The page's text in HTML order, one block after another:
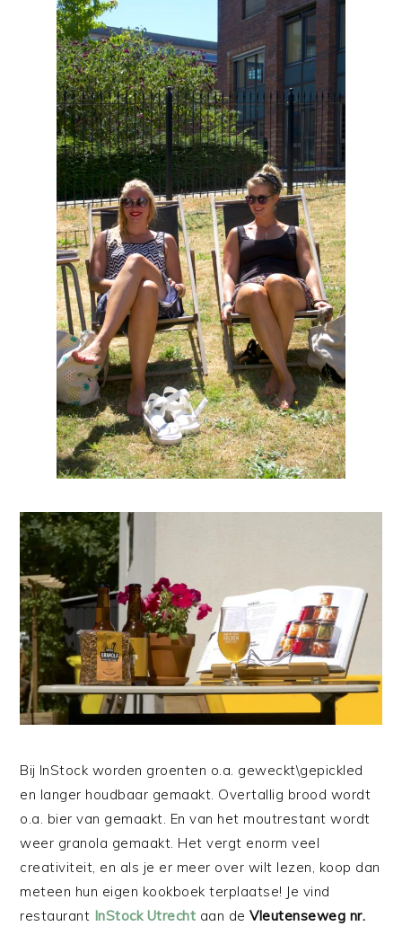
Bij InStock worden groenten o.a. geweckt\gepickled
en langer houdbaar gemaakt. Overtallig brood wordt
o.a. bier van gemaakt. En van het moutrestant wordt
weer granola gemaakt. Het vergt enorm veel
creativiteit, en als je er meer over wilt lezen, koop dan
meteen hun eigen kookboek terplaatse! Je vind
restaurant InStock Utrecht aan deVleutenseweg nr.